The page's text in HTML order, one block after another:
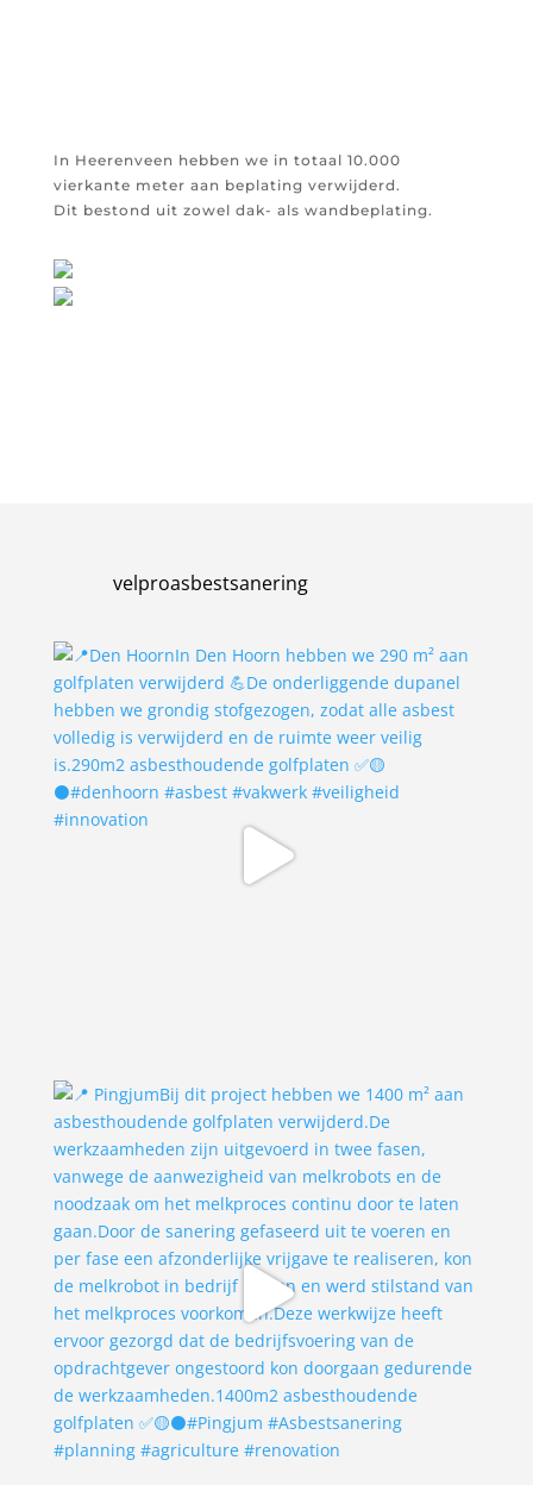
In Heerenveen hebben we in totaal 10.000
vierkante meter aan beplating verwijderd.
Dit bestond uit zowel dak- als wandbeplating.
velproasbestsanering